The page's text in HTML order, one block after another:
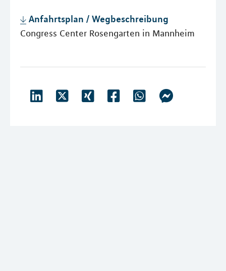
Anfahrtsplan / Wegbeschreibung
Congress Center Rosengarten in Mannheim